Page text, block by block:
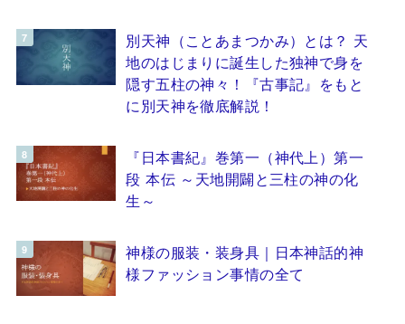
別天神（ことあまつかみ）とは？ 天
地のはじまりに誕生した独神で身を
隠す五柱の神々！『古事記』をもと
に別天神を徹底解説！
『日本書紀』巻第一（神代上）第一
段 本伝 ～天地開闢と三柱の神の化
生～
神様の服装・装身具｜日本神話的神
様ファッション事情の全て